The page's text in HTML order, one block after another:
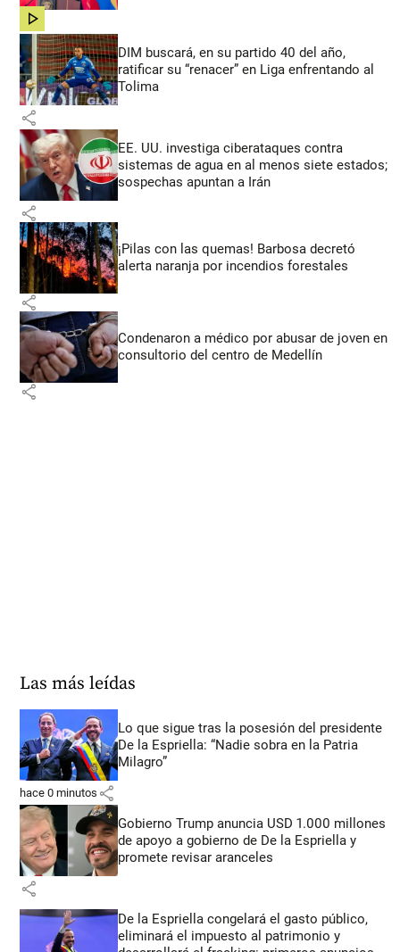
share
DIM buscará, en su partido 40 del año,
ratificar su “renacer” en Liga enfrentando al
Tolima
share
EE. UU. investiga ciberataques contra
sistemas de agua en al menos siete estados;
sospechas apuntan a Irán
share
¡Pilas con las quemas! Barbosa decretó
alerta naranja por incendios forestales
share
Condenaron a médico por abusar de joven en
consultorio del centro de Medellín
share
Las más leídas
Lo que sigue tras la posesión del presidente
De la Espriella: “Nadie sobra en la Patria
Milagro”
hace 0 minutos share
Gobierno Trump anuncia USD 1.000 millones
de apoyo a gobierno de De la Espriella y
promete revisar aranceles
share
De la Espriella congelará el gasto público,
eliminará el impuesto al patrimonio y